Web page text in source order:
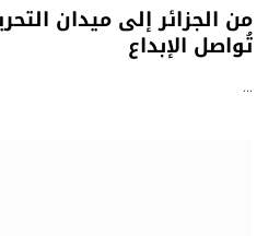
من الجزائر إلى ميدان
تُواصل الإبداع
…